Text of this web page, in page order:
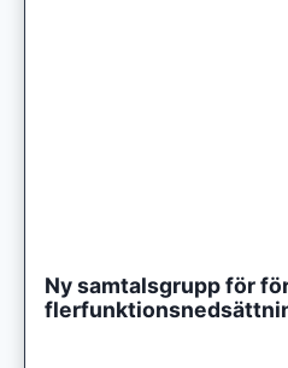
Ny samtalsgrupp för